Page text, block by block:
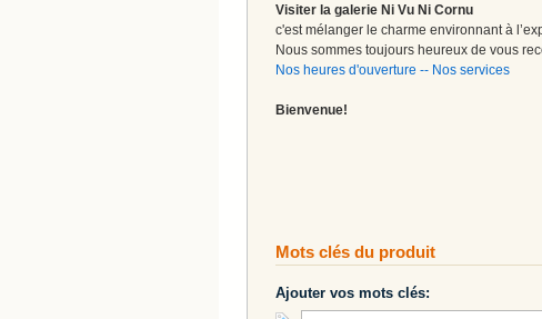
Visiter la galerie Ni Vu Ni Cornu
c'est mélanger le charme environnant à
Nous sommes toujours heureux de vous
Nos heures d'ouverture -- Nos services
Bienvenue!
Mots clés du produit
Ajouter vos mots clés: